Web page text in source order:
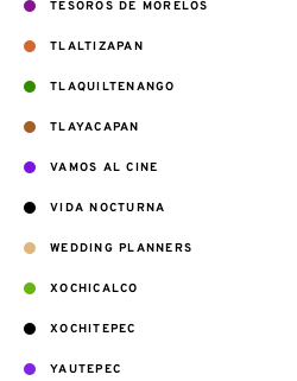
TESOROS DE MORELOS
TLALTIZAPAN
TLAQUILTENANGO
TLAYACAPAN
VAMOS AL CINE
VIDA NOCTURNA
WEDDING PLANNERS
XOCHICALCO
XOCHITEPEC
YAUTEPEC